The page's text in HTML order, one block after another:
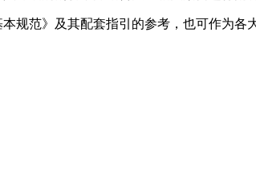
范》及其配套指引的参考，也可作为各